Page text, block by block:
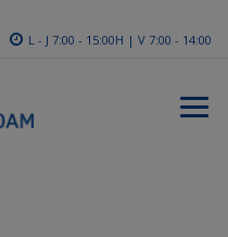
L - J 7:00 - 15:00H | V 7:00 - 14:00